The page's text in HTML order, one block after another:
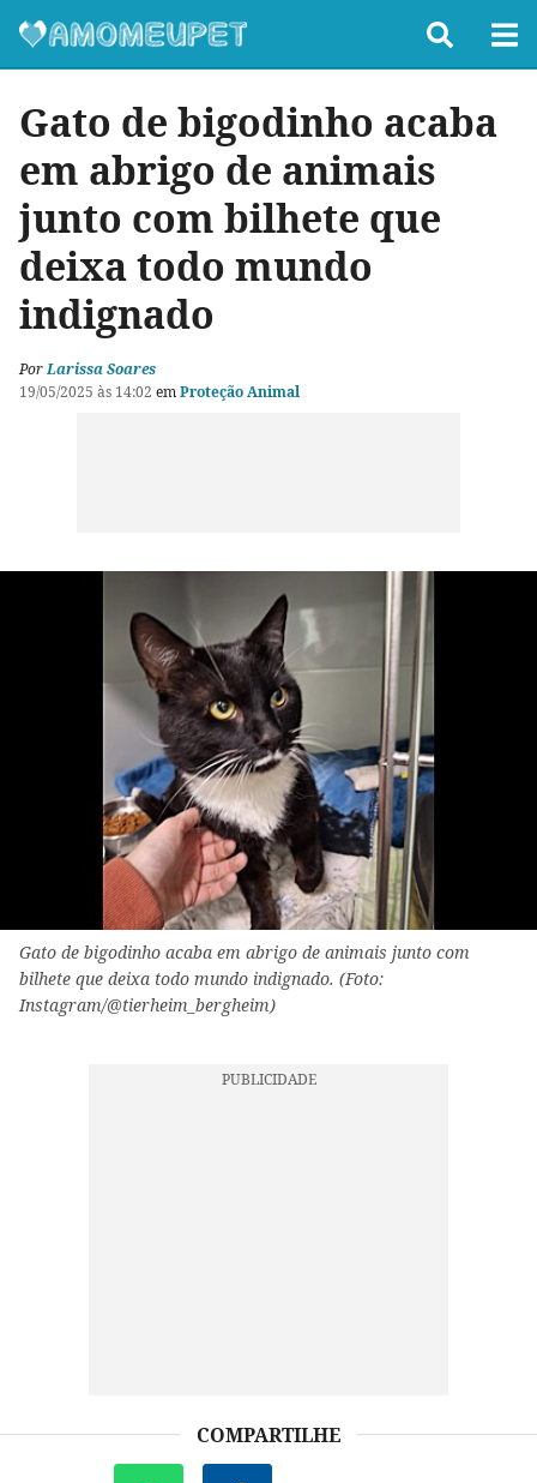
Gato de bigodinho acaba
em abrigo de animais
junto com bilhete que
deixa todo mundo
indignado
PorLarissa Soares
19/05/2025 às 14:02 emProteção Animal
Gato de bigodinho acaba em abrigo de animais junto com
bilhete que deixa todo mundo indignado. (Foto:
Instagram/@tierheim_bergheim)
COMPARTILHE